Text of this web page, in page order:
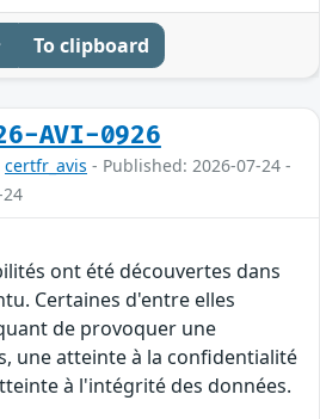
To clipboard
AVI-0926
certfr_avis - Published: 2026-07-24 -
ont été découvertes dans
Certaines d'entre elles
de provoquer une
une atteinte à la confidentialité
à l'intégrité des données.